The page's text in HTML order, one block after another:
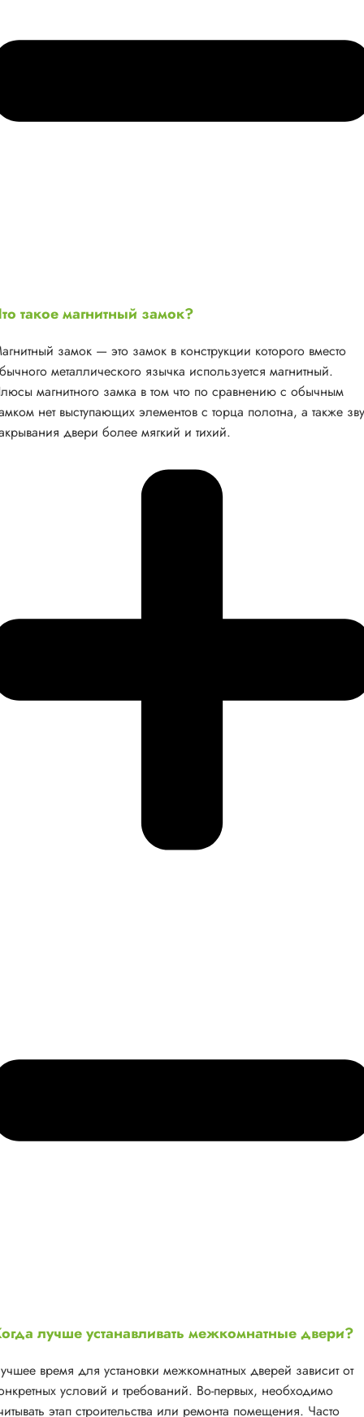
такое магнитный замок?
замок — это замок в конструкции которого вместо
металлического язычка используется магнитный.
магнитного замка в том что по сравнению с обычным
нет выступающих элементов с торца полотна, а также
двери более мягкий и тихий.
лучше устанавливать межкомнатные двери?
время для установки межкомнатных дверей зависит от
условий и требований. Во-первых, необходимо
этап строительства или ремонта помещения. Часто